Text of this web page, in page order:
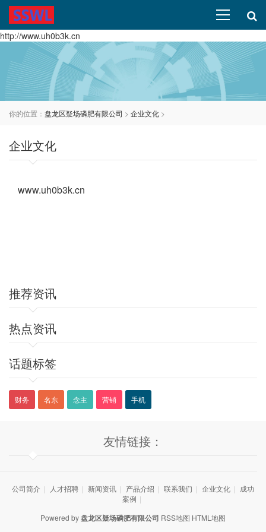
http://www.uh0b3k.cn
你的位置： 盘龙区疑场磷肥有限公司 > 企业文化 >
企业文化
www.uh0b3k.cn
推荐资讯
热点资讯
话题标签
财务 名东 念主 营销 手机
友情链接：
公司简介 | 人才招聘 | 新闻资讯 | 产品介绍 | 联系我们 | 企业文化 | 成功
案例 |
Powered by盘龙区疑场磷肥有限公司 RSS地图 HTML地图